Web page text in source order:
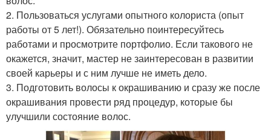
2. Пользоваться услугами опытного колориста (опыт
работы от 5 лет!). Обязательно поинтересуйтесь
работами и просмотрите портфолио. Если такового не
окажется, значит, мастер не заинтересован в развитии
своей карьеры и с ним лучше не иметь дело.
3. Подготовить волосы к окрашиванию и сразу же после
окрашивания провести ряд процедур, которые бы
улучшили состояние волос.